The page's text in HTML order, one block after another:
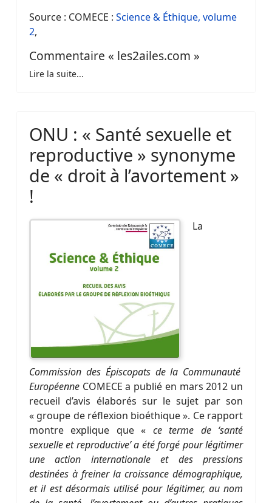
Source : COMECE : Science & Éthique, volume
2,
Commentaire « les2ailes.com »
Lire la suite...
ONU : « Santé sexuelle et
reproductive » synonyme
de « droit à l’avortement »
!
La
Commission des Épiscopats de la Communauté
Européenne COMECE a publié en mars 2012 un
recueil d’avis élaborés sur le sujet par son
« groupe de réflexion bioéthique ». Ce rapport
montre explique que « ce terme de ‘santé
sexuelle et reproductive’ a été forgé pour légitimer
une action internationale et des pressions
destinées à freiner la croissance démographique,
et il est désormais utilisé pour légitimer, au nom